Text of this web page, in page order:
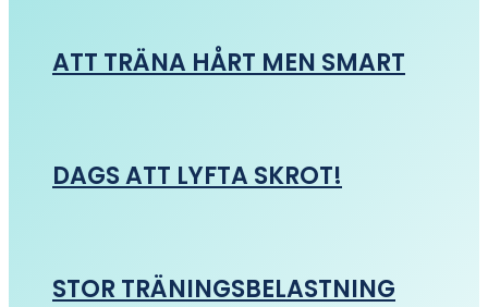
ATT TRÄNA HÅRT MEN SMART
DAGS ATT LYFTA SKROT!
STOR TRÄNINGSBELASTNING